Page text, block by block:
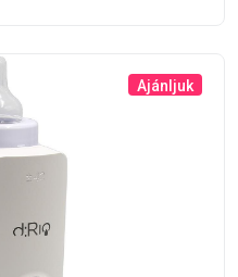
Ajánljuk